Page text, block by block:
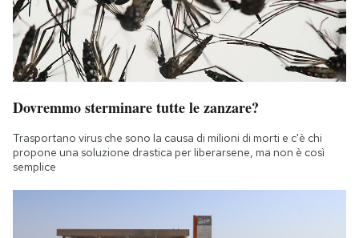
Dovremmo sterminare tutte le zanzare?
Trasportano virus che sono la causa di milioni di morti e c'è chi
propone una soluzione drastica per liberarsene, ma non è così
semplice